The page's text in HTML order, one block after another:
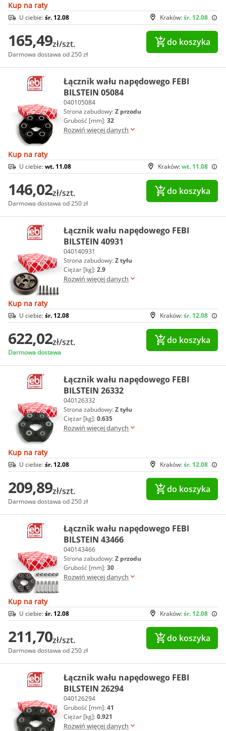
Kup na raty
Kraków:śr. 12.08
U ciebie:śr. 12.08
165,49zł/szt.
Darmowa dostawa od 250 zł
do koszyka
Łącznik wału napędowego FEBI
BILSTEIN 05084
040105084
Strona zabudowy:Z przodu
Grubość [mm]:32
Rozwiń więcej danych
Kup na raty
Kraków:wt. 11.08
U ciebie:wt. 11.08
146,02zł/szt.
Darmowa dostawa od 250 zł
do koszyka
Łącznik wału napędowego FEBI
BILSTEIN 40931
040140931
Strona zabudowy:Z tyłu
Ciężar [kg]:2.9
Rozwiń więcej danych
Kup na raty
Kraków:śr. 12.08
U ciebie:śr. 12.08
622,02zł/szt.
Darmowa dostawa
do koszyka
Łącznik wału napędowego FEBI
BILSTEIN 26332
040126332
Strona zabudowy:Z tyłu
Ciężar [kg]:0.635
Rozwiń więcej danych
Kup na raty
Kraków:śr. 12.08
U ciebie:śr. 12.08
209,89zł/szt.
Darmowa dostawa od 250 zł
do koszyka
Łącznik wału napędowego FEBI
BILSTEIN 43466
040143466
Strona zabudowy:Z przodu
Grubość [mm]:30
Rozwiń więcej danych
Kup na raty
Kraków:śr. 12.08
U ciebie:śr. 12.08
211,70zł/szt.
Darmowa dostawa od 250 zł
do koszyka
Łącznik wału napędowego FEBI
BILSTEIN 26294
040126294
Grubość [mm]:41
Ciężar [kg]:0.921
Rozwiń więcej danych